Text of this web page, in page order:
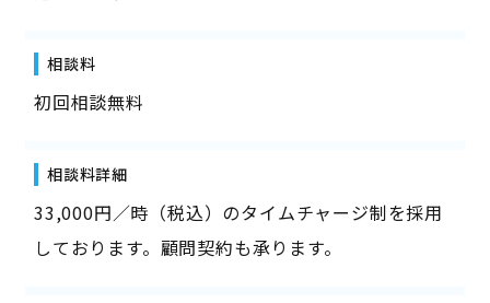
相談料
初回相談無料
相談料詳細
33,000円／時（税込）のタイムチャージ制を採用
しております。顧問契約も承ります。